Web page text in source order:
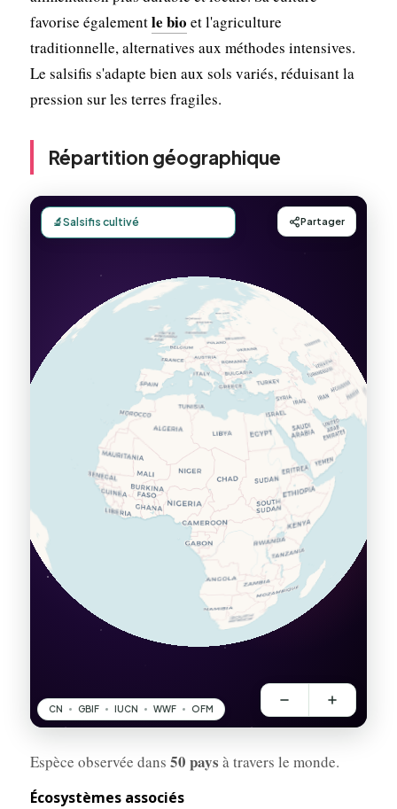
favorise égalementle bio et l'agriculture
traditionnelle, alternatives aux méthodes intensives.
Le salsifis s'adapte bien aux sols variés, réduisant la
pression sur les terres fragiles.
Répartition géographique
Espèce observée dans 50 pays à travers le monde.
Écosystèmes associés